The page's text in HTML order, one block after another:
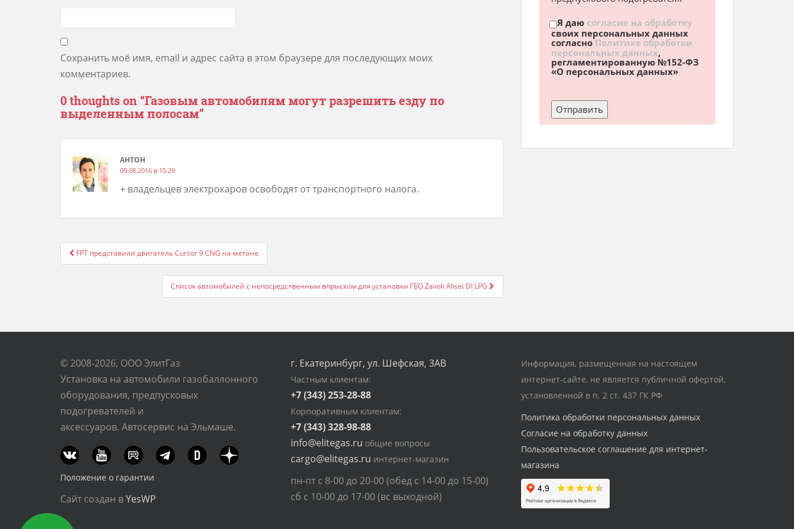
Сохранить моё имя, email и адрес сайта в этом браузере для последующих моих
комментариев.
0 thoughts on “Газовым автомобилям могут разрешить езду по
выделенным полосам”
АНТОН
09.08.2016 в 15:29
+ владельцев электрокаров освободят от транспортного налога.
Post
navigation
FPT представили двигатель Cursor 9 CNG на метане
Список автомобилей с непосредственным впрыском для установки ГБО Zavoli Alisei DI LPG
Я даю согласие на обработку
своих персональных данных
согласноПолитике обработки
персональных данных,
регламентированную №152-ФЗ
«О персональных данных»
© 2008-2026, ООО ЭлитГаз
Установка на автомобили газобаллонного
оборудования, предпусковых
подогревателей и
аксессуаров. Автосервис на Эльмаше.
Положение о гарантии
Сайт создан вYesWP
г. Екатеринбург, ул. Шефская, 3АВ
Частным клиентам:
+7 (343) 253-28-88
Корпоративным клиентам:
+7 (343) 328-98-88
info@elitegas.ru общие вопросы
cargo@elitegas.ru интернет-магазин
пн-пт с 8-00 до 20-00 (обед с 14-00 до 15-00)
сб с 10-00 до 17-00 (вс выходной)
Информация, размещенная на настоящем
интернет-сайте, не является публичной офертой,
установленной в п. 2 ст. 437 ГК РФ
Политика обработки персональных данных
Согласие на обработку данных
Пользовательское соглашение для интернет-
магазина